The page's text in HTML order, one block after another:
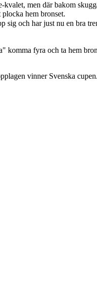
men där bakom
hem bronset.
sig och har just nu en bra
komma fyra och ta hem
vinner Svenska